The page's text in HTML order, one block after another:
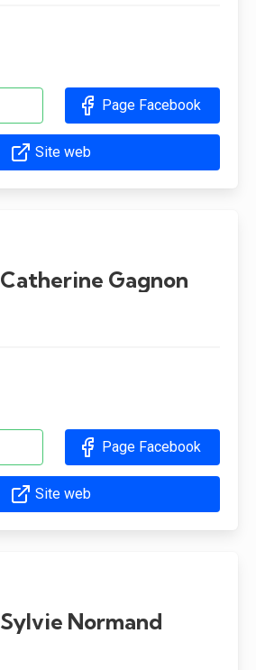
Page Facebook
Site web
Catherine Gagnon
Page Facebook
Site web
Sylvie Normand